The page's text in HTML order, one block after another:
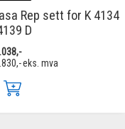
Rep sett for K 4134
D
eks. mva